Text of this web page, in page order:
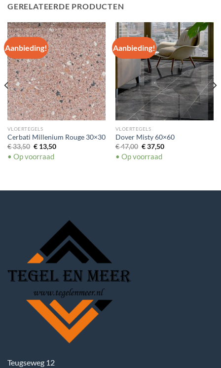
GERELATEERDE PRODUCTEN
Aanbieding!
VLOERTEGELS
Cerbati Millenium Rouge 30×30
€33,50 Oorspronkelijke
was:
€13,50Huidige
• Op voorraad
Aanbieding!
VLOERTEGELS
Dover Misty 60×60
€47,00 Oorspronkelijke
was:
€37,50Huidige
• Op voorraad
Teugseweg 12